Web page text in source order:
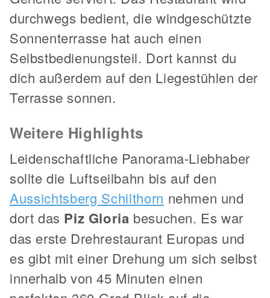
durchwegs bedient, die windgeschützte
Sonnenterrasse hat auch einen
Selbstbedienungsteil. Dort kannst du
dich außerdem auf den Liegestühlen der
Terrasse sonnen.
Weitere Highlights
Leidenschaftliche Panorama-Liebhaber
sollte die Luftseilbahn bis auf den
Aussichtsberg Schilthorn nehmen und
dort das Piz Gloria besuchen. Es war
das erste Drehrestaurant Europas und
es gibt mit einer Drehung um sich selbst
innerhalb von 45 Minuten einen